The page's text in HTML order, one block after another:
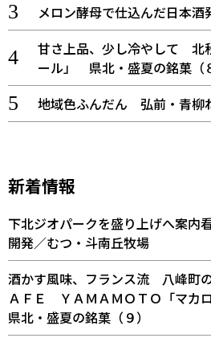
メロン酵母で仕込んだ日本酒
甘さ上品、少し冷やして 北
ール」 県北・盛夏の銘菓（
地域色ふんだん 弘前・青柳
新着情報
下北ジオパークを盛り上げへ案
開発／むつ・斗南丘牧場
酒かす風味、フランス流 八峰
ＡＦＥ ＹＡＭＡＭＯＴＯ「マカ
県北・盛夏の銘菓（９）